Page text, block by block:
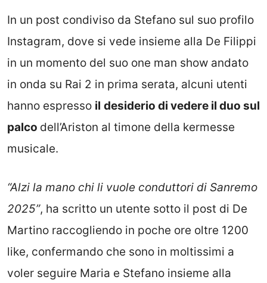
In un post condiviso da Stefano sul suo profilo
Instagram, dove si vede insieme alla De Filippi
in un momento del suo one man show andato
in onda su Rai 2 in prima serata, alcuni utenti
hanno espresso il desiderio di vedere il duo sul
palco dell’Ariston al timone della kermesse
musicale.
“Alzi la mano chi li vuole conduttori di Sanremo
2025”, ha scritto un utente sotto il post di De
Martino raccogliendo in poche ore oltre 1200
like, confermando che sono in moltissimi a
voler seguire Maria e Stefano insieme alla